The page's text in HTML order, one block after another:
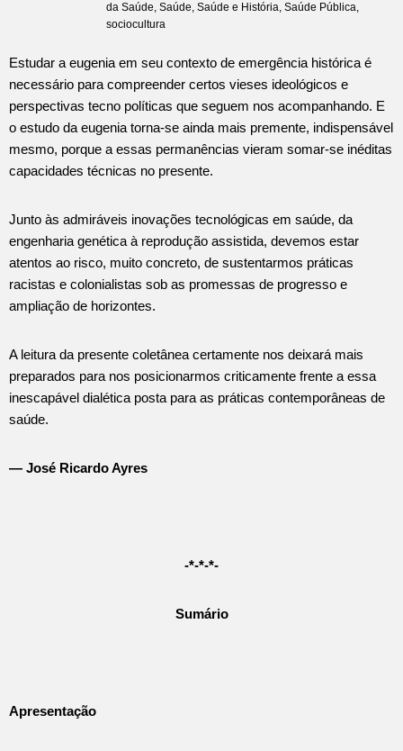
da Saúde Saúde Saúde e História Saúde Pública
sociocultura
Estudar a eugenia em seu contexto de emergência histórica é
necessário para compreender certos vieses ideológicos e
perspectivas tecno políticas que seguem nos acompanhando. E
o estudo da eugenia torna-se ainda mais premente, indispensável
mesmo, porque a essas permanências vieram somar-se inéditas
capacidades técnicas no presente.
Junto às admiráveis inovações tecnológicas em saúde, da
engenharia genética à reprodução assistida, devemos estar
atentos ao risco, muito concreto, de sustentarmos práticas
racistas e colonialistas sob as promessas de progresso e
ampliação de horizontes.
A leitura da presente coletânea certamente nos deixará mais
preparados para nos posicionarmos criticamente frente a essa
inescapável dialética posta para as práticas contemporâneas de
saúde.
— José Ricardo Ayres
-*-*-*-
Sumário
Apresentação